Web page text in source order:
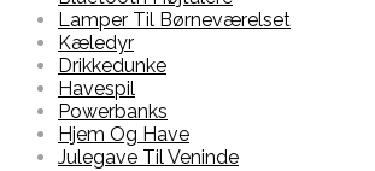
Lamper Til Børneværelset
Kæledyr
Drikkedunke
Havespil
Powerbanks
Hjem Og Have
Julegave Til Veninde